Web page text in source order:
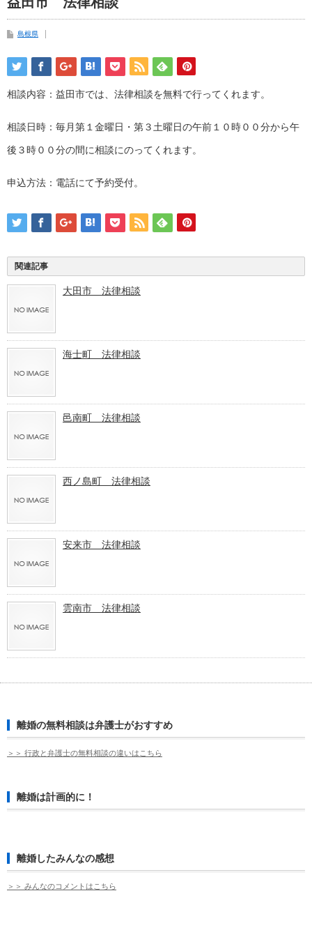
島根県
相談内容：益田市では、法律相談を無料で行ってくれます。
相談日時：毎月第１金曜日・第３土曜日の午前１０時００分から午
後３時００分の間に相談にのってくれます。
申込方法：電話にて予約受付。
関連記事
大田市 法律相談
海士町 法律相談
邑南町 法律相談
西ノ島町 法律相談
安来市 法律相談
雲南市 法律相談
離婚の無料相談は弁護士がおすすめ
＞＞ 行政と弁護士の無料相談の違いはこちら
離婚は計画的に！
離婚したみんなの感想
＞＞ みんなのコメントはこちら